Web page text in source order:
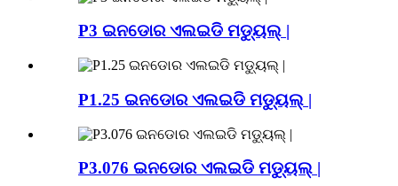
P3 ଇନଡୋର ଏଲଇଡି ମଡ୍ୟୁଲ୍ |
P1.25 ଇନଡୋର ଏଲଇଡି ମଡ୍ୟୁଲ୍ |
P3.076 ଇନଡୋର ଏଲଇଡି ମଡ୍ୟୁଲ୍ |